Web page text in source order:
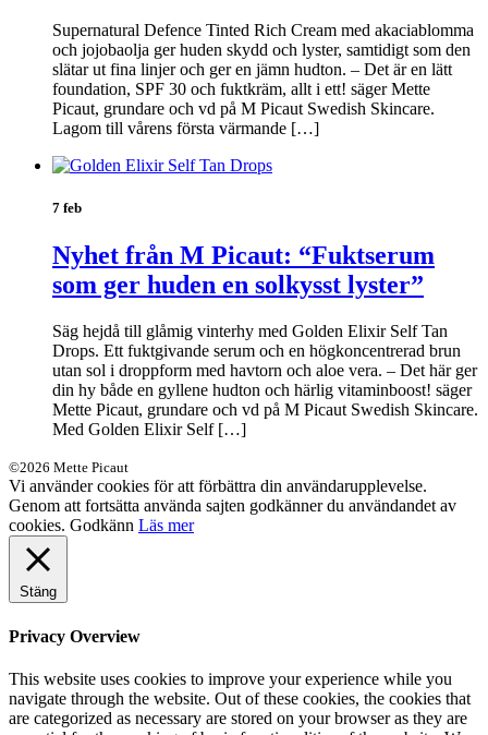
Supernatural Defence Tinted Rich Cream med akaciablomma
och jojobaolja ger huden skydd och lyster, samtidigt som den
slätar ut fina linjer och ger en jämn hudton. – Det är en lätt
foundation, SPF 30 och fuktkräm, allt i ett! säger Mette
Picaut, grundare och vd på M Picaut Swedish Skincare.
Lagom till vårens första värmande […]
7 feb
Nyhet från M Picaut: “Fuktserum
som ger huden en solkysst lyster”
Säg hejdå till glåmig vinterhy med Golden Elixir Self Tan
Drops. Ett fuktgivande serum och en högkoncentrerad brun
utan sol i droppform med havtorn och aloe vera. – Det här ger
din hy både en gyllene hudton och härlig vitaminboost! säger
Mette Picaut, grundare och vd på M Picaut Swedish Skincare.
Med Golden Elixir Self […]
©2026 Mette Picaut
Vi använder cookies för att förbättra din användarupplevelse.
Genom att fortsätta använda sajten godkänner du användandet av
cookies. Godkänn Läs mer
Stäng
Privacy Overview
This website uses cookies to improve your experience while you
navigate through the website. Out of these cookies, the cookies that
are categorized as necessary are stored on your browser as they are